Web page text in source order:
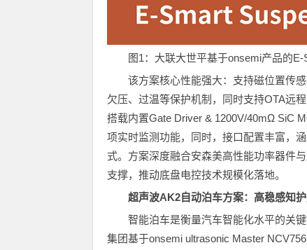
图1：大联大世平基于onsemi产品的
该方案核心性能强大：支持磁位置传
欠压、过温等保护机制，同时支持OTA远
搭载内置Gate Driver & 1200V/40mΩ SiC
项实时监测功能，同时，接口配置丰富，
式。方案深度融合安森美高性能功率器件
支撑，推动底盘电控技术规模化落地。
超声波AK2自动泊车方案：高稳感知
智能泊车是衡量汽车智能化水平的关
集团基于onsemi ultrasonic Master